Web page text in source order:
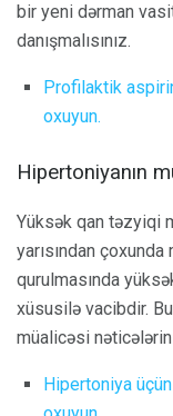
bir yeni dərman
danışmalısınız.
Profilaktik
oxuyun.
Hipertoniyanın
Yüksək qan təzyiqi
yarısından
qurulmasında
xüsusilə vacibdir.
müalicəsi
Hipertoniya